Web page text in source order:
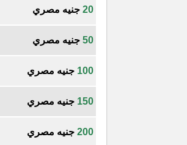
20 جنيه مصري
50 جنيه مصري
100 جنيه مصري
150 جنيه مصري
200 جنيه مصري